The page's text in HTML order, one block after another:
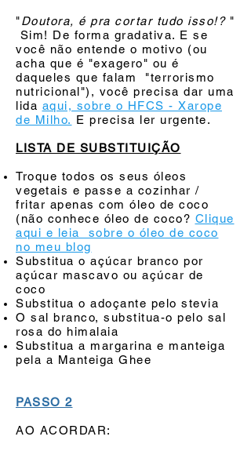
"Doutora, é pra cortar tudo isso!?"
Sim! De forma gradativa. E se
você não entende o motivo (ou
acha que é "exagero" ou é
daqueles que falam "terrorismo
nutricional"), você precisa dar uma
lida aqui, sobre o HFCS - Xarope
de Milho. E precisa ler urgente.
LISTA DE SUBSTITUIÇÃO
Troque todos os seus óleos
vegetais e passe a cozinhar /
fritar apenas com óleo de coco
(não conhece óleo de coco? Clique
aqui e leia sobre o óleo de coco
no meu blog
Substitua o açúcar branco por
açúcar mascavo ou açúcar de
coco
Substitua o adoçante pelo stevia
O sal branco, substitua-o pelo sal
rosa do himalaia
Substitua a margarina e manteiga
pela a Manteiga Ghee
PASSO 2
AO ACORDAR: